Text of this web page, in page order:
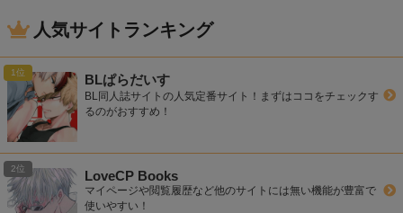
人気サイトランキング
BLぱらだいす
BL同人誌サイトの人気定番サイト！まずはココをチェックす
るのがおすすめ！
LoveCP Books
マイページや閲覧履歴など他のサイトには無い機能が豊富で
使いやすい！